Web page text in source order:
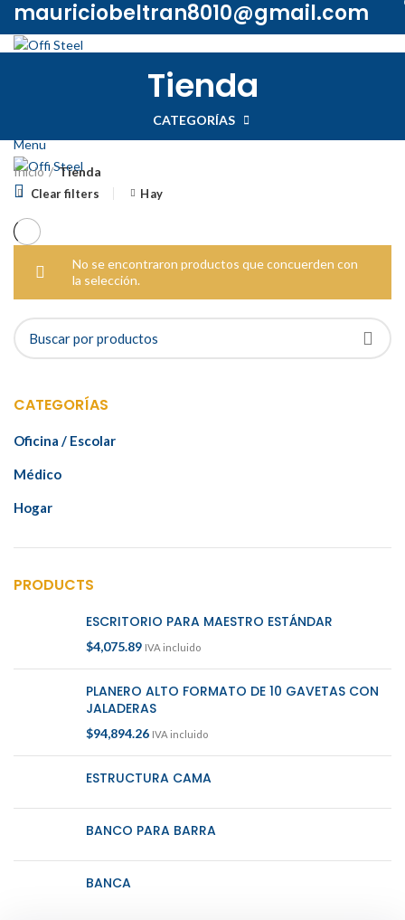
mauriciobeltran8010@gmail.com
Iniciar Sesión / Registrarse
Menu
Tienda
CATEGORÍAS
CATEGORÍAS
Oficina / Escolar
Médico
Hogar
PRODUCTS
ESCRITORIO PARA MAESTRO ESTÁNDAR
$4,075.89 IVA incluido
PLANERO ALTO FORMATO DE 10 GAVETAS CON
JALADERAS
$94,894.26 IVA incluido
ESTRUCTURA CAMA
BANCO PARA BARRA
BANCA
Inicio Tienda
Clear filters Hay
No se encontraron productos que concuerden con
la selección.